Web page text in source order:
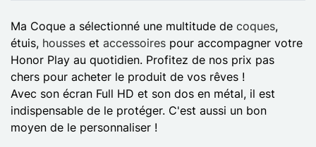
Ma Coque a sélectionné une multitude de coques,
étuis, housses et accessoires pour accompagner votre
Honor Play au quotidien. Profitez de nos prix pas
chers pour acheter le produit de vos rêves !
Avec son écran Full HD et son dos en métal, il est
indispensable de le protéger. C'est aussi un bon
moyen de le personnaliser !